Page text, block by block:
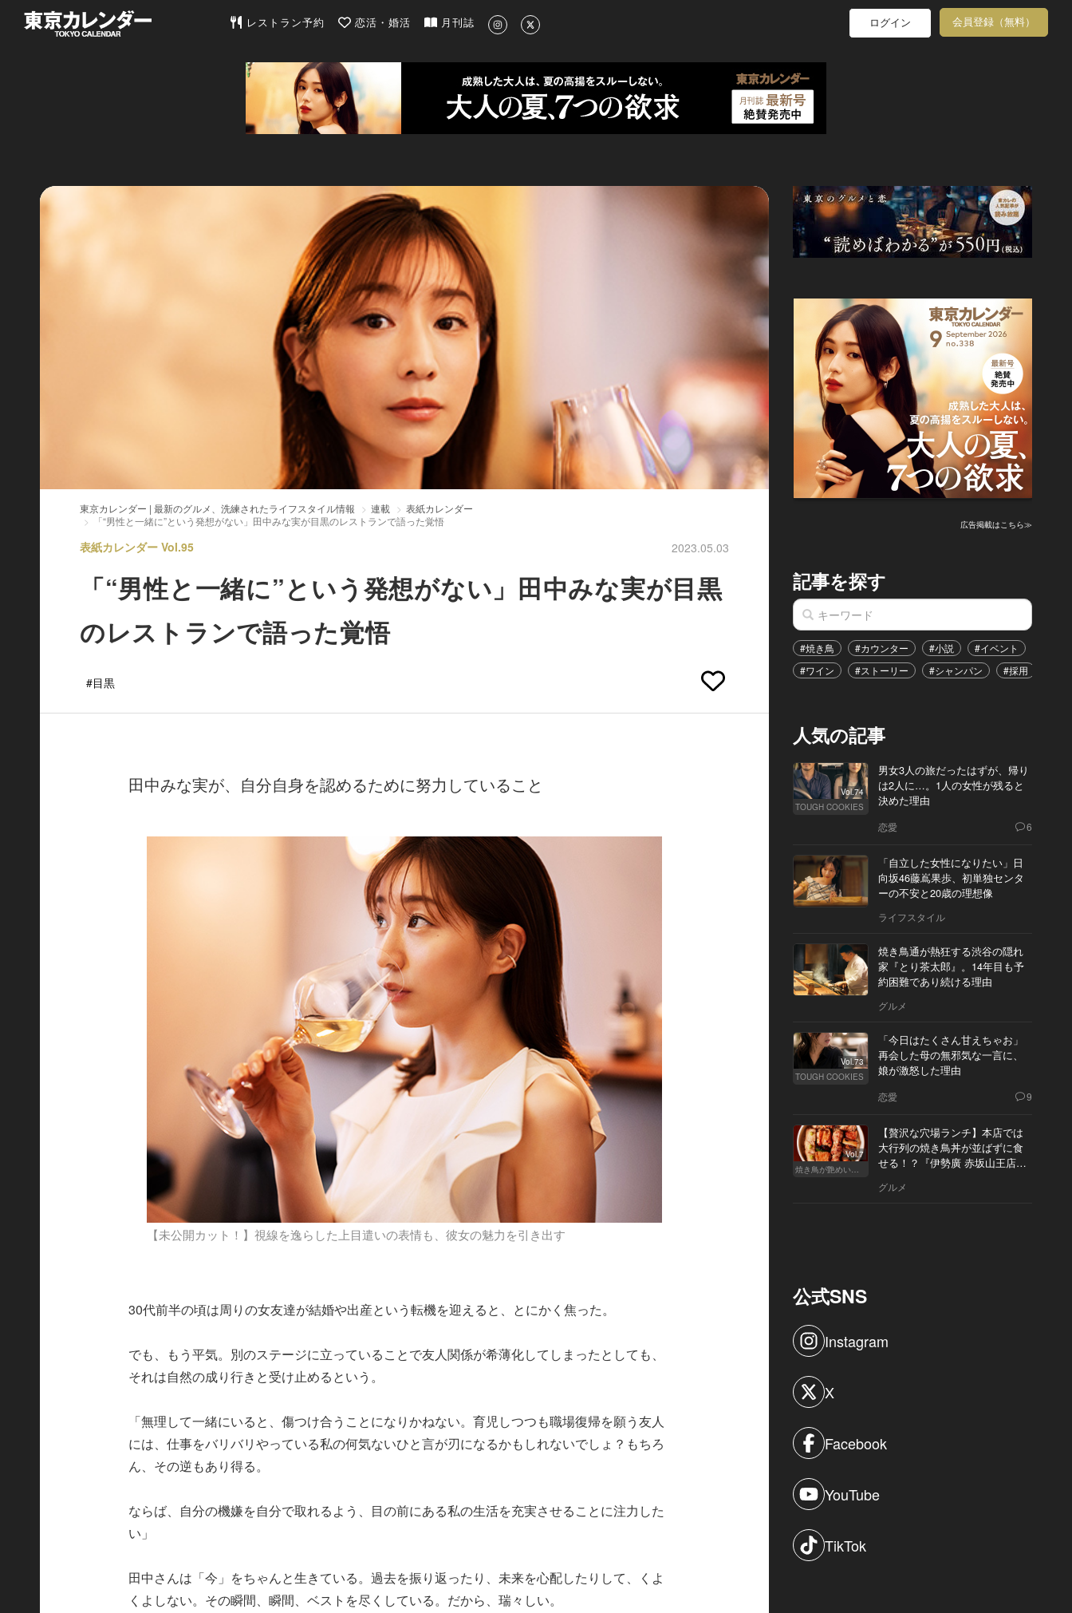
東京カレンダー | 最新のグルメ、洗練されたライフスタイル情報
レストラン予約 恋活・婚活 月刊誌 ログイン 会員登録（無料）
東京カレンダー | 最新のグルメ、洗練されたライフスタイル情報 連載
表紙カレンダー
「“男性と一緒に”という発想がない」田中みな実が目黒のレストランで語った覚悟
表紙カレンダー Vol.95 2023.05.03
「“男性と一緒に”という発想がない」田中みな実が目黒
のレストランで語った覚悟
#目黒
田中みな実が、自分自身を認めるために努力していること
【未公開カット！】視線を逸らした上目遣いの表情も、彼女の魅力を引き出す
30代前半の頃は周りの女友達が結婚や出産という転機を迎えると、とにかく焦った。
でも、もう平気。別のステージに立っていることで友人関係が希薄化してしまったとしても、
それは自然の成り行きと受け止めるという。
「無理して一緒にいると、傷つけ合うことになりかねない。育児しつつも職場復帰を願う友人
には、仕事をバリバリやっている私の何気ないひと言が刃になるかもしれないでしょ？もちろ
ん、その逆もあり得る。
ならば、自分の機嫌を自分で取れるよう、目の前にある私の生活を充実させることに注力した
い」
田中さんは「今」をちゃんと生きている。過去を振り返ったり、未来を心配したりして、くよ
くよしない。その瞬間、瞬間、ベストを尽くしている。だから、瑞々しい。
広告掲載はこちら≫
記事を探す
#焼き鳥 #カウンター #小説 #イベント
#ワイン
#ストーリー #シャンパン #採用
人気の記事
Vol.74
TOUGH COOKIES
男女3人の旅だったはずが、帰り
は2人に…。1人の女性が残ると
決めた理由
恋愛 6
「自立した女性になりたい」日
向坂46藤嶌果歩、初単独センタ
ーの不安と20歳の理想像
ライフスタイル
焼き鳥通が熱狂する渋谷の隠れ
家『とり茶太郎』。14年目も予
約困難であり続ける理由
グルメ
Vol.73
TOUGH COOKIES
「今日はたくさん甘えちゃお」
再会した母の無邪気な一言に、
娘が激怒した理由
恋愛 9
Vol.7
焼き鳥が艶めいてきた
【贅沢な穴場ランチ】本店では
大行列の焼き鳥丼が並ばずに食
せる！？『伊勢廣 赤坂山王店』
グルメ
公式SNS
Instagram
X
Facebook
YouTube
TikTok